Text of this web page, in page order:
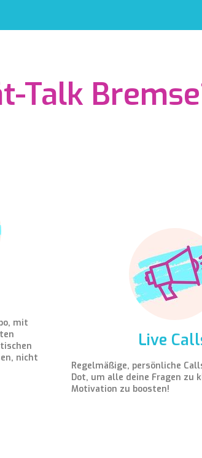
Talk
mit
nicht
Live
Regelmäßige, persönliche
Dot, um alle deine Fragen zu
Motivation zu boosten!